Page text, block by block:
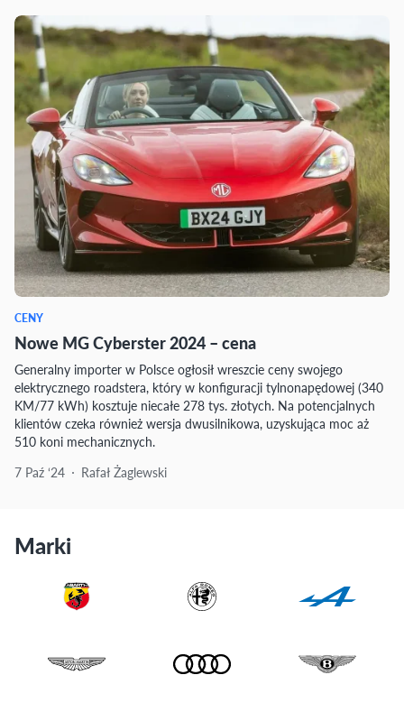
CENY
Nowe MG Cyberster 2024 – cena
Generalny importer w Polsce ogłosił wreszcie ceny swojego
elektrycznego roadstera, który w konfiguracji tylnonapędowej (340
KM/77 kWh) kosztuje niecałe 278 tys. złotych. Na potencjalnych
klientów czeka również wersja dwusilnikowa, uzyskująca moc aż
510 koni mechanicznych.
7 Paź ‘24
Rafał Żaglewski
Marki